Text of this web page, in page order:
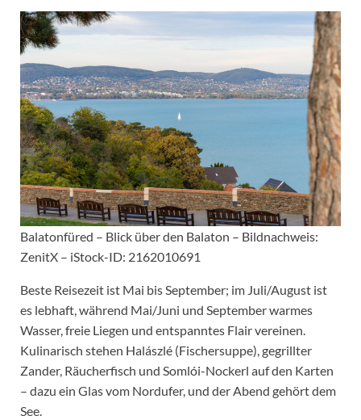
Balatonfüred – Blick über den Balaton – Bildnachweis:
ZenitX – iStock-ID: 2162010691
Beste Reisezeit ist Mai bis September; im Juli/August ist
es lebhaft, während Mai/Juni und September warmes
Wasser, freie Liegen und entspanntes Flair vereinen.
Kulinarisch stehen Halászlé (Fischersuppe), gegrillter
Zander, Räucherfisch und Somlói-Nockerl auf den Karten
– dazu ein Glas vom Nordufer, und der Abend gehört dem
See.